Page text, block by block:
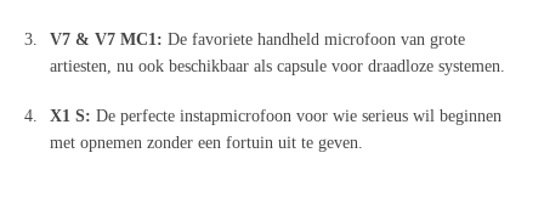
V7 & V7 MC1: De favoriete handheld microfoon van grote
artiesten, nu ook beschikbaar als capsule voor draadloze systemen.
X1 S: De perfecte instapmicrofoon voor wie serieus wil beginnen
met opnemen zonder een fortuin uit te geven.